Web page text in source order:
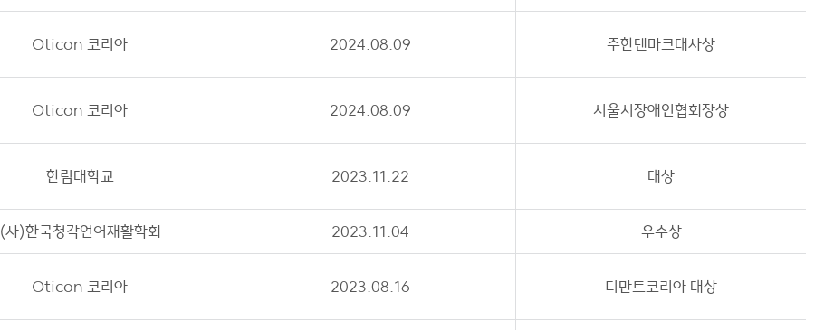
Oticon 코리아 2024.08.09 주한덴마크대사상
Oticon 코리아 2024.08.09 서울시장애인협회장상
한림대학교 2023.11.22 대상
(사)한국청각언어재활학회 2023.11.04 우수상
Oticon 코리아 2023.08.16 디만트코리아 대상